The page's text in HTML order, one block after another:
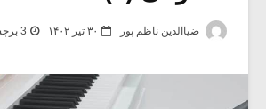
ضیاالدین ناظم پور ۳۰ تیر ۱۴۰۲ 3 برچسب -